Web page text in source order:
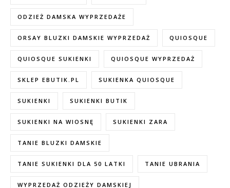
ODZIEŻ DAMSKA WYPRZEDAŻE
ORSAY BLUZKI DAMSKIE WYPRZEDAŻ QUIOSQUE
QUIOSQUE SUKIENKI QUIOSQUE WYPRZEDAŻ
SKLEP EBUTIK.PL SUKIENKA QUIOSQUE
SUKIENKI SUKIENKI BUTIK
SUKIENKI NA WIOSNĘ SUKIENKI ZARA
TANIE BLUZKI DAMSKIE
TANIE SUKIENKI DLA 50 LATKI TANIE UBRANIA
WYPRZEDAŻ ODZIEŻY DAMSKIEJ